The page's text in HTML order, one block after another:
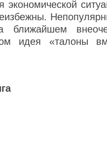
экономической
ближайшем
идея «талоны